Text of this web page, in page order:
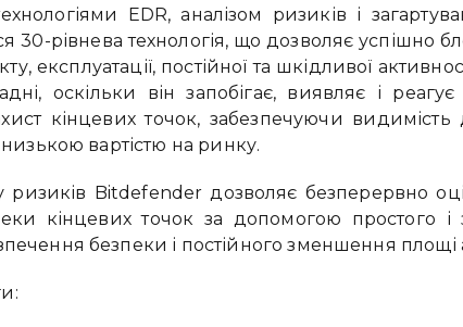
EDR, аналізом ризиків і
30-рівнева технологія, що дозволяє
експлуатації, постійної та шкідливої
оскільки він запобігає, виявляє і
кінцевих точок, забезпечуючи видимість
низькою вартістю на ринку.
ризиків Bitdefender дозволяє безперервно
кінцевих точок за допомогою простого і
безпеки і постійного зменшення